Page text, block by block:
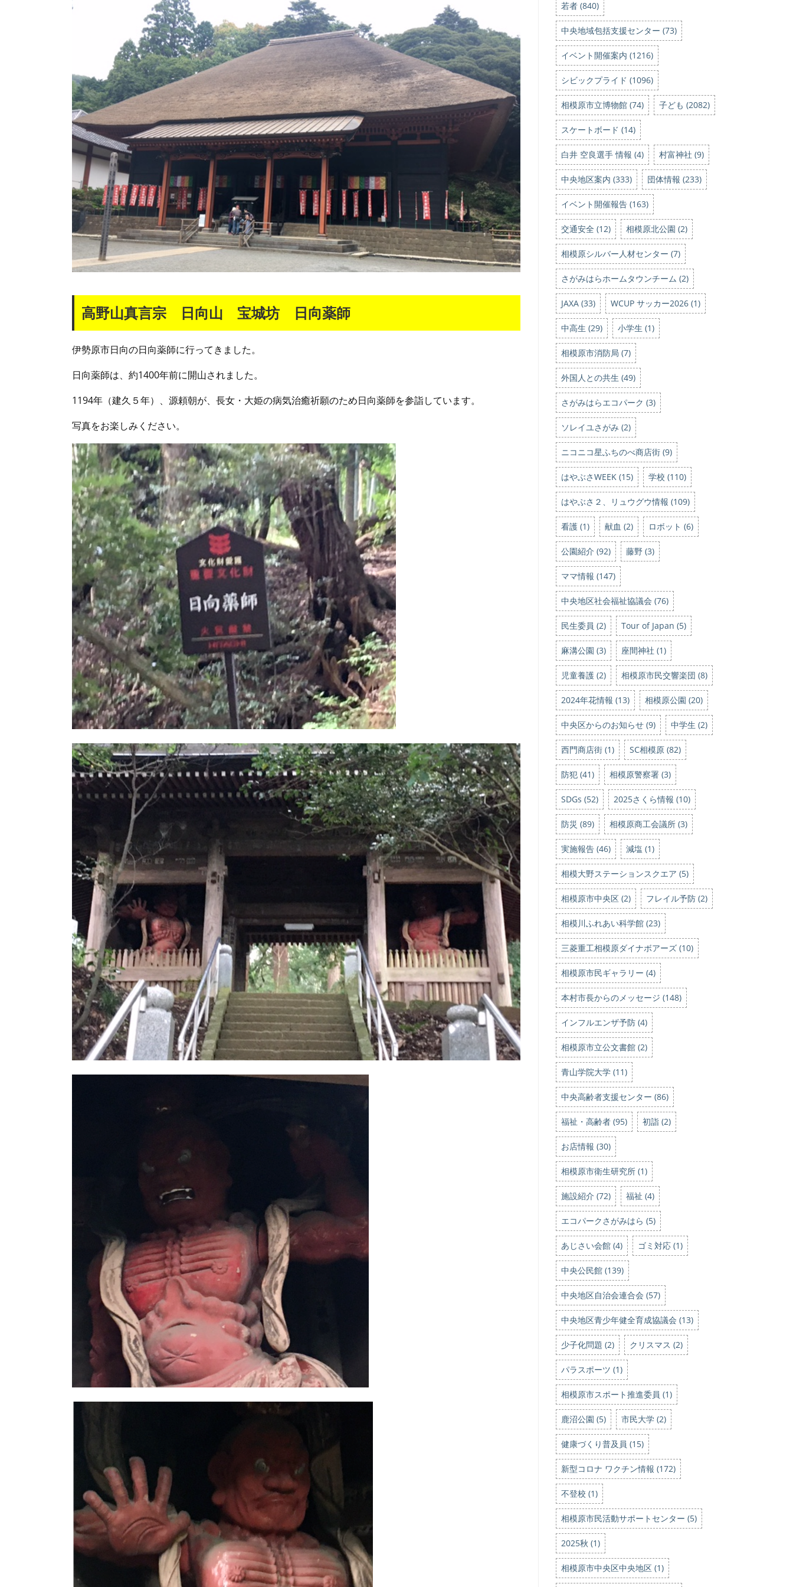
高野山真言宗 日向山 宝城坊 日向薬師
伊勢原市日向の日向薬師に行ってきました。
日向薬師は、約1400年前に開山されました。
1194年（建久５年）、源頼朝が、長女・大姫の病気治癒祈願のため日向薬師を参詣しています。
写真をお楽しみください。
若者 (840)
中央地域包括支援センター (73)
イベント開催案内 (1216)
シビックプライド (1096)
相模原市立博物館 (74) 子ども (2082)
スケートボード (14)
白井 空良選手 情報 (4) 村富神社 (9)
中央地区案内 (333) 団体情報 (233)
イベント開催報告 (163)
交通安全 (12) 相模原北公園 (2)
相模原シルバー人材センター (7)
さがみはらホームタウンチーム (2)
JAXA (33) WCUP サッカー2026 (1)
中高生 (29) 小学生 (1)
相模原市消防局 (7)
外国人との共生 (49)
さがみはらエコパーク (3)
ソレイユさがみ (2)
ニコニコ星ふちのべ商店街 (9)
はやぶさWEEK (15) 学校 (110)
はやぶさ２、リュウグウ情報 (109)
看護 (1) 献血 (2) ロボット (6)
公園紹介 (92) 藤野 (3)
ママ情報 (147)
中央地区社会福祉協議会 (76)
民生委員 (2) Tour of Japan (5)
麻溝公園 (3) 座間神社 (1)
児童養護 (2) 相模原市民交響楽団 (8)
2024年花情報 (13) 相模原公園 (20)
中央区からのお知らせ (9) 中学生 (2)
西門商店街 (1) SC相模原 (82)
防犯 (41) 相模原警察署 (3)
SDGs (52) 2025さくら情報 (10)
防災 (89) 相模原商工会議所 (3)
実施報告 (46) 減塩 (1)
相模大野ステーションスクエア (5)
相模原市中央区 (2) フレイル予防 (2)
相模川ふれあい科学館 (23)
三菱重工相模原ダイナボアーズ (10)
相模原市民ギャラリー (4)
本村市長からのメッセージ (148)
インフルエンザ予防 (4)
相模原市立公文書館 (2)
青山学院大学 (11)
中央高齢者支援センター (86)
福祉・高齢者 (95) 初詣 (2)
お店情報 (30)
相模原市衛生研究所 (1)
施設紹介 (72) 福祉 (4)
エコパークさがみはら (5)
あじさい会館 (4) ゴミ対応 (1)
中央公民館 (139)
中央地区自治会連合会 (57)
中央地区青少年健全育成協議会 (13)
少子化問題 (2) クリスマス (2)
パラスポーツ (1)
相模原市スポート推進委員 (1)
鹿沼公園 (5) 市民大学 (2)
健康づくり普及員 (15)
新型コロナ ワクチン情報 (172)
不登校 (1)
相模原市民活動サポートセンター (5)
2025秋 (1)
相模原市中央区中央地区 (1)